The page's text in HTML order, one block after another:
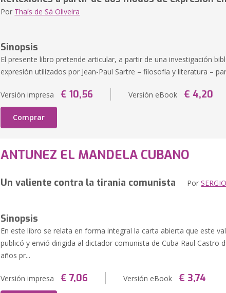
Por Thaís de Sá Oliveira
Sinopsis
El presente libro pretende articular, a partir de una investigación
expresión utilizados por Jean-Paul Sartre – filosofía y literatura –
Versión impresa € 10,56 Versión eBook € 4,20
Comprar
ANTUNEZ EL MANDELA CUBANO
Un valiente contra la tirania comunista Por
Sinopsis
En este libro se relata en forma integral la carta abierta que este
publicó y envió dirigida al dictador comunista de Cuba Raul Castro
años pr...
Versión impresa € 7,06 Versión eBook € 3,74